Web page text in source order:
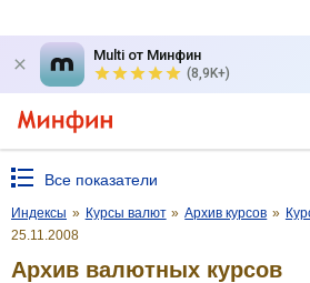
Multi от Минфин
(8,9K+)
Все показатели
Индексы » Курсы валют » Архив курсов »
25.11.2008
Архив валютных курсов